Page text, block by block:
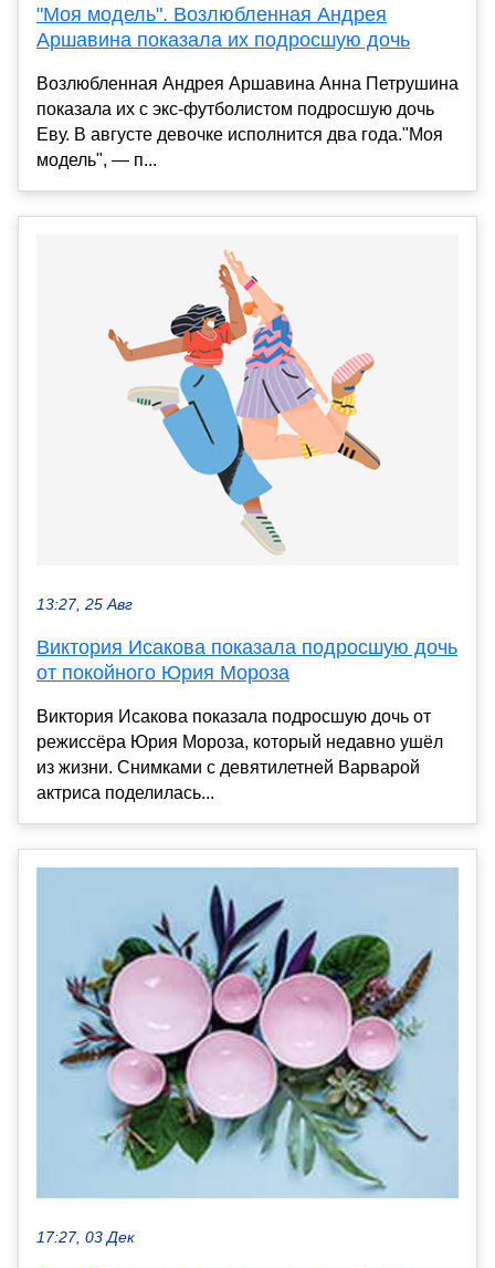
"Моя модель". Возлюбленная Андрея
Аршавина показала их подросшую дочь
Возлюбленная Андрея Аршавина Анна Петрушина
показала их с экс-футболистом подросшую дочь
Еву. В августе девочке исполнится два года."Моя
модель", — п...
13:27, 25 Авг
Виктория Исакова показала подросшую дочь
от покойного Юрия Мороза
Виктория Исакова показала подросшую дочь от
режиссёра Юрия Мороза, который недавно ушёл
из жизни. Снимками с девятилетней Варварой
актриса поделилась...
17:27, 03 Дек